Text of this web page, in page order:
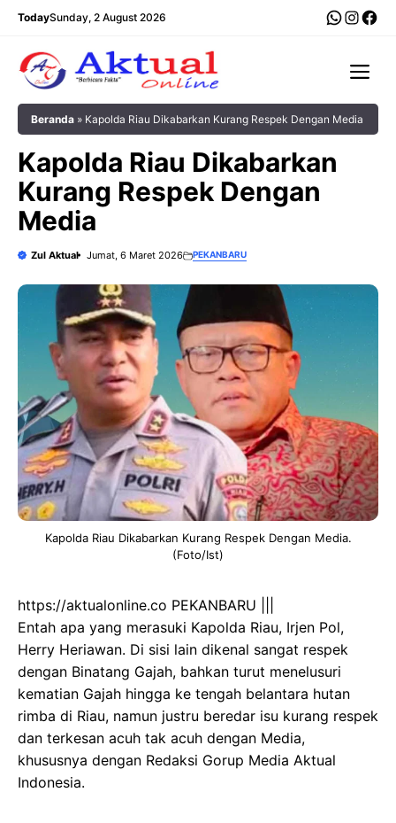
Langsung
TodaySunday, 2 August 2026
Beranda » Kapolda Riau Dikabarkan Kurang Respek Dengan Media
Kapolda Riau Dikabarkan
Kurang Respek Dengan
Media
Zul Aktual Jumat, 6 Maret 2026 PEKANBARU
Kapolda Riau Dikabarkan Kurang Respek Dengan Media.
(Foto/Ist)
https://aktualonline.co PEKANBARU |||
Entah apa yang merasuki Kapolda Riau, Irjen Pol,
Herry Heriawan. Di sisi lain dikenal sangat respek
dengan Binatang Gajah, bahkan turut menelusuri
kematian Gajah hingga ke tengah belantara hutan
rimba di Riau, namun justru beredar isu kurang respek
dan terkesan acuh tak acuh dengan Media,
khususnya dengan Redaksi Gorup Media Aktual
Indonesia.